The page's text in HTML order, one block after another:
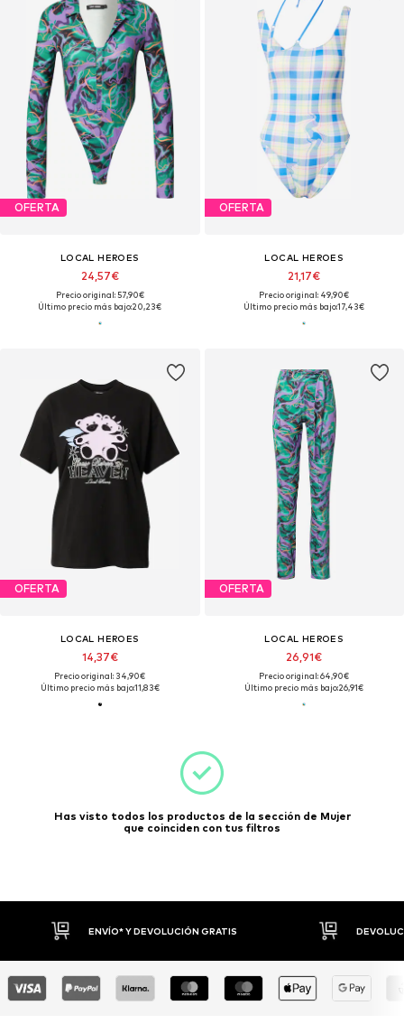
OFERTA
LOCAL HEROES
24,57€
Precio original: 57,90€
Último precio más bajo:20,23€
OFERTA
LOCAL HEROES
21,17€
Precio original: 49,90€
Último precio más bajo:17,43€
OFERTA
LOCAL HEROES
14,37€
Precio original: 34,90€
Último precio más bajo:11,83€
OFERTA
LOCAL HEROES
26,91€
Precio original: 64,90€
Último precio más bajo:26,91€
Has visto todos los productos de la sección de Mujer
que coinciden con tus filtros
ENVÍO* Y DEVOLUCIÓN GRATIS